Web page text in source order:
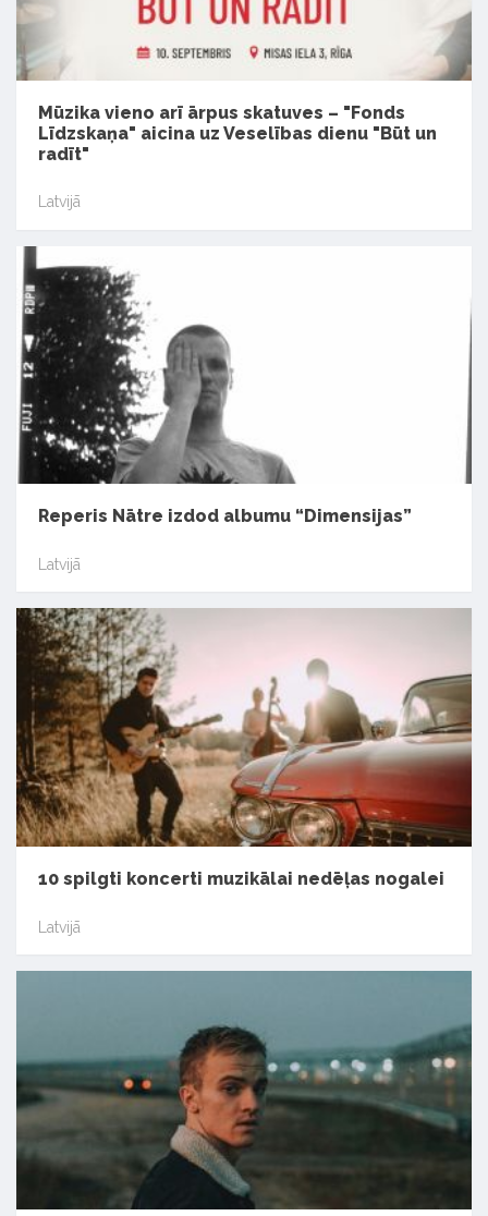
Mūzika vieno arī ārpus skatuves – "Fonds
Līdzskaņa" aicina uz Veselības dienu "Būt un
radīt"
Latvijā
Reperis Nātre izdod albumu “Dimensijas”
Latvijā
10 spilgti koncerti muzikālai nedēļas nogalei
Latvijā